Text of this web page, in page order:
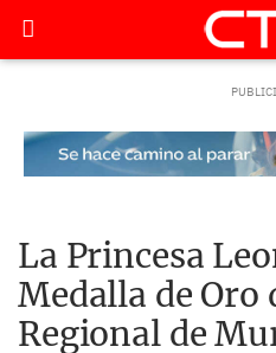
La Princesa
Medalla de Oro
Regional de